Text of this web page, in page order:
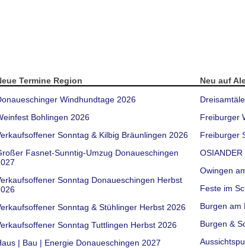
Termine Region
Windhundtage 2026
Bohlingen 2026
Sonntag & Kilbig Bräunlingen 2026
Fasnet-Sunntig-Umzug Donaueschingen
Sonntag Donaueschingen Herbst
Sonntag & Stühlinger Herbst 2026
Sonntag Tuttlingen Herbst 2026
| Bau | Energie Donaueschingen 2027
Neu auf
Freiburger
Freiburger
Owingen
Feste im
Burgen am
Burgen &